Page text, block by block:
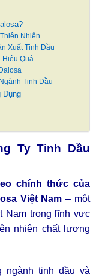
Nhiên
Xuất Tinh Dầu
Hiệu Quả
Tinh Dầu
Dụng
Ty Tinh Dầu
chính thức của
Việt Nam – một
Nam trong lĩnh vực
nhiên chất lượng
ngành tinh dầu và